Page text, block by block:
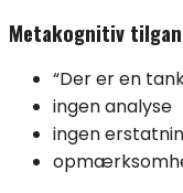
Metakognitiv
“Der er en
ingen analyse
ingen